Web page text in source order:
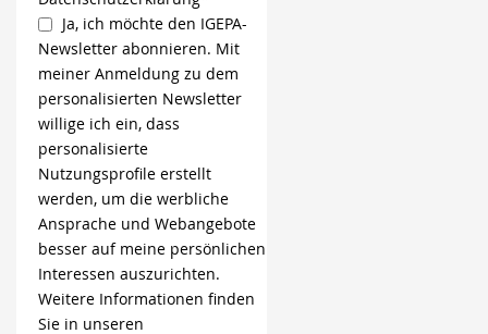
Ja, ich möchte den IGEPA-
Newsletter abonnieren. Mit
meiner Anmeldung zu dem
personalisierten Newsletter
willige ich ein, dass
personalisierte
Nutzungsprofile erstellt
werden, um die werbliche
Ansprache und Webangebote
besser auf meine persönlichen
Interessen auszurichten.
Weitere Informationen finden
Sie in unseren